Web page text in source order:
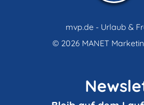
mvp.de - Urlaub &
© 2026 MANET